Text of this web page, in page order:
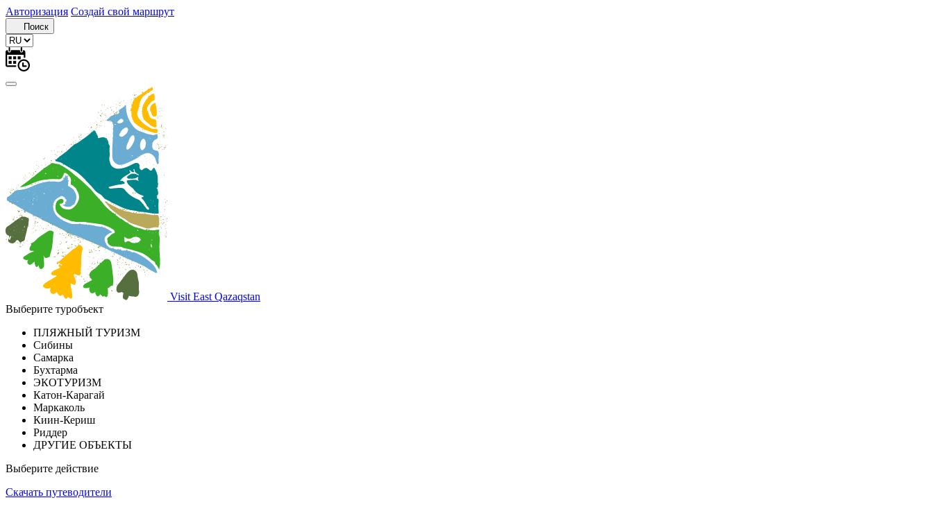
Авторизация Создай свой маршрут
Поиск
Visit East Qazaqstan
Выберите туробъект
ПЛЯЖНЫЙ ТУРИЗМ
Сибины
Самарка
Бухтарма
ЭКОТУРИЗМ
Катон-Карагай
Маркаколь
Киин-Кериш
Риддер
ДРУГИЕ ОБЪЕКТЫ
Выберите действие
Скачать путеводители